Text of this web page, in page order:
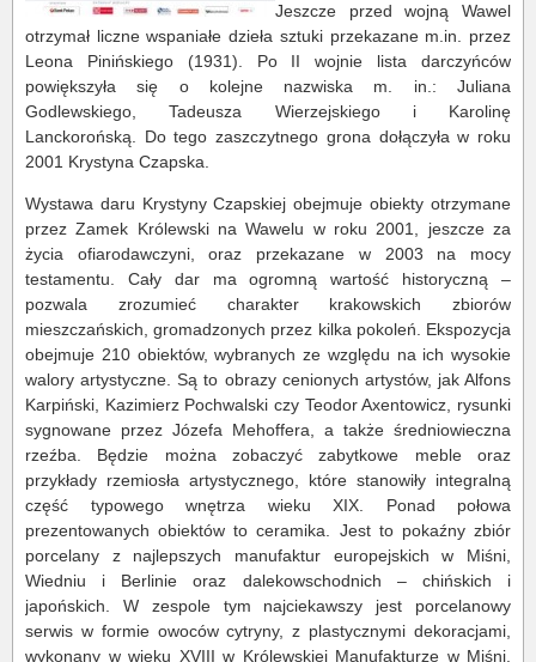
Jeszcze przed wojną Wawel
otrzymał liczne wspaniałe dzieła sztuki przekazane m.in. przez
Leona Pinińskiego (1931). Po II wojnie lista darczyńców
powiększyła się o kolejne nazwiska m. in.: Juliana
Godlewskiego, Tadeusza Wierzejskiego i Karolinę
Lanckorońską. Do tego zaszczytnego grona dołączyła w roku
2001 Krystyna Czapska.
Wystawa daru Krystyny Czapskiej obejmuje obiekty otrzymane
przez Zamek Królewski na Wawelu w roku 2001, jeszcze za
życia ofiarodawczyni, oraz przekazane w 2003 na mocy
testamentu. Cały dar ma ogromną wartość historyczną –
pozwala zrozumieć charakter krakowskich zbiorów
mieszczańskich, gromadzonych przez kilka pokoleń. Ekspozycja
obejmuje 210 obiektów, wybranych ze względu na ich wysokie
walory artystyczne. Są to obrazy cenionych artystów, jak Alfons
Karpiński, Kazimierz Pochwalski czy Teodor Axentowicz, rysunki
sygnowane przez Józefa Mehoffera, a także średniowieczna
rzeźba. Będzie można zobaczyć zabytkowe meble oraz
przykłady rzemiosła artystycznego, które stanowiły integralną
część typowego wnętrza wieku XIX. Ponad połowa
prezentowanych obiektów to ceramika. Jest to pokaźny zbiór
porcelany z najlepszych manufaktur europejskich w Miśni,
Wiedniu i Berlinie oraz dalekowschodnich – chińskich i
japońskich. W zespole tym najciekawszy jest porcelanowy
serwis w formie owoców cytryny, z plastycznymi dekoracjami,
wykonany w wieku XVIII w Królewskiej Manufakturze w Miśni.